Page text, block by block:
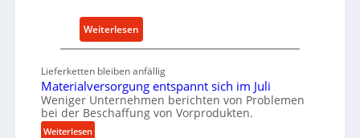
E
r
s
a
t
z
t
a
i
g
e
W
Weiterlesen:
D
u
t
s
Lieferketten bleiben anfällig
Materialversorgung entspannt sich im Juli
Weniger Unternehmen berichten von Problemen
bei der Beschaffung von Vorprodukten.
Weiterlesen: